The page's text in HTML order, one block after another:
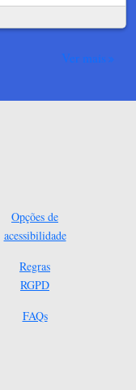
Ver mais
Opções de
acessibilidade
Regras
RGPD
FAQs